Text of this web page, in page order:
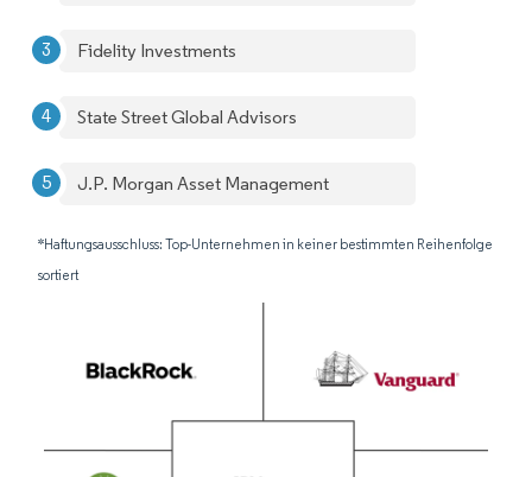
Fidelity Investments
State Street Global Advisors
J.P. Morgan Asset Management
*Haftungsausschluss: Top-Unternehmen in keiner bestimmten Reihenfolge
sortiert